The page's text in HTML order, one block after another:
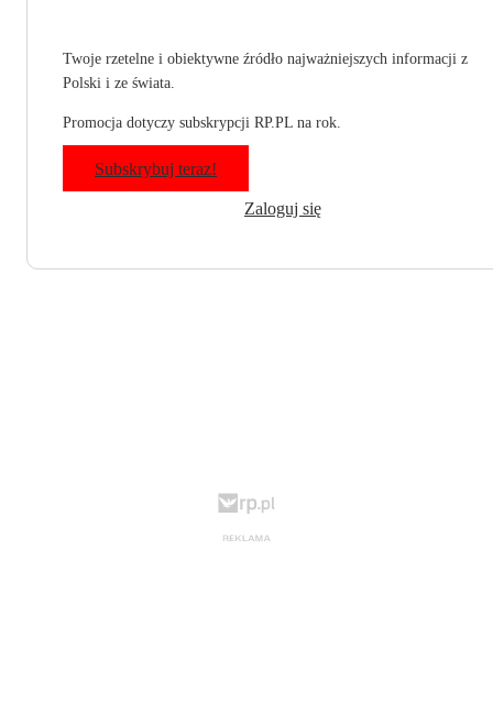
Twoje rzetelne i obiektywne źródło najważniejszych informacji z
Polski i ze świata.
Promocja dotyczy subskrypcji RP.PL na rok.
Subskrybuj teraz!
Zaloguj się